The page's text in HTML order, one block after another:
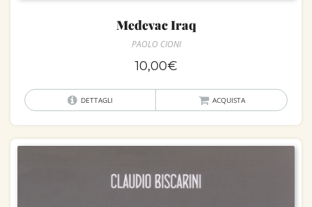
Medevac Iraq
PAOLO CIONI
10,00€
DETTAGLI ACQUISTA